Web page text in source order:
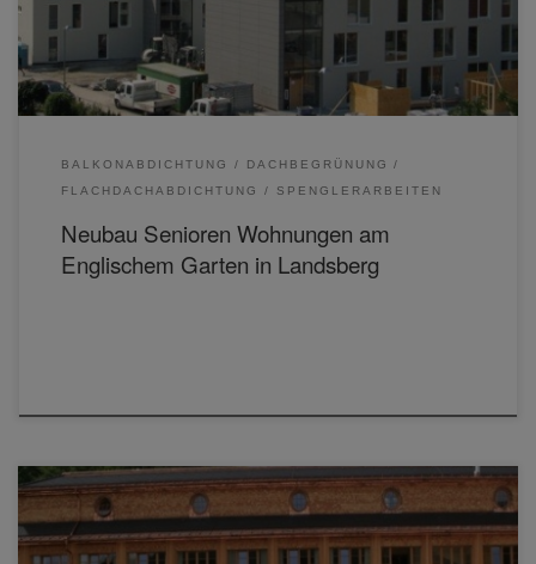
BALKONABDICHTUNG
DACHBEGRÜNUNG
FLACHDACHABDICHTUNG
SPENGLERARBEITEN
Neubau Senioren Wohnungen am
Englischem Garten in Landsberg